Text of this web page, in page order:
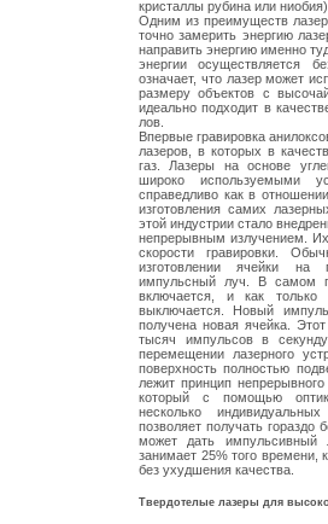
кристаллы ру­бина или
Одним из преимуществ
точ­но замерить энергию
направить энергию именно
энергии осуще­ствляется
означает, что лазер может
размеру объектов с
идеально подходит в
лов.
Впервые гравировка
лазеров, в которых в
газ. Лазе­ры на основе
широко используемы­ми
справедливо как в
изготовления самих
этой ин­дустрии стало
непрерывным излучением.
скорости гравировки.
изготовлении ячейки на
импульсный луч. В самом
включается, и как толь­ко
выключается. Новый
получена новая ячейка.
тысяч импульсов в
перемещении лазерного
поверхность полностью
лежит принцип
который с помощью
несколько
позволяет получать
может дать импульсивный
занимает 25% того времени,
без ухудшения качества.
Твердотелые лазеры для